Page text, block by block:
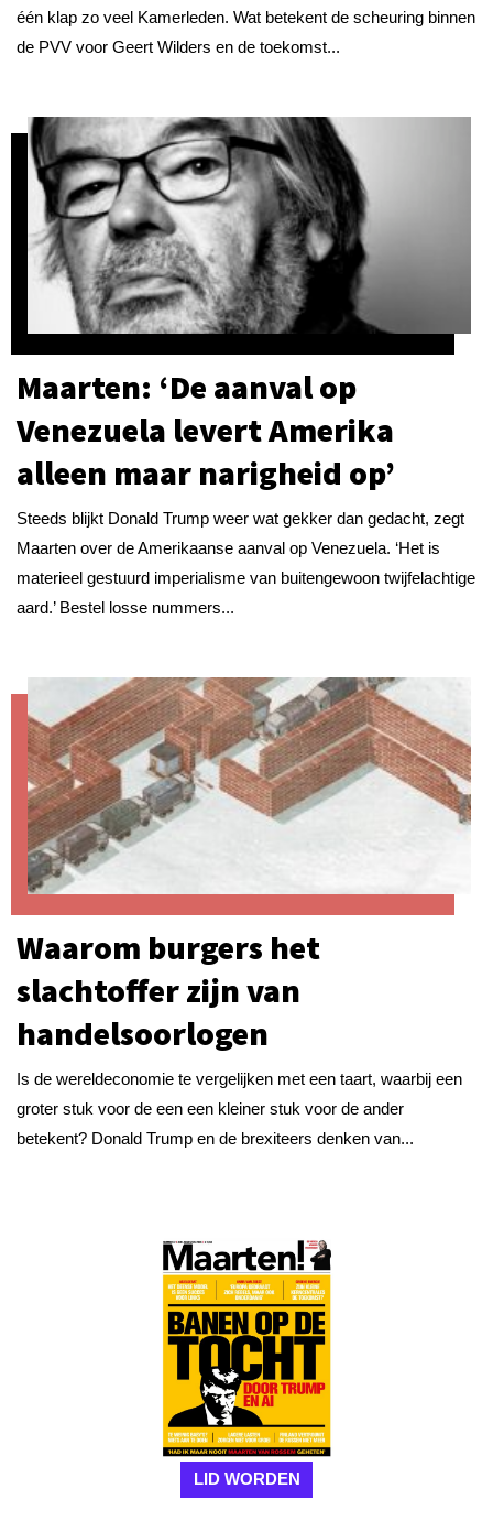
één klap zo veel Kamerleden. Wat betekent de scheuring binnen
de PVV voor Geert Wilders en de toekomst...
Maarten: ‘De aanval op
Venezuela levert Amerika
alleen maar narigheid op’
Steeds blijkt Donald Trump weer wat gekker dan gedacht, zegt
Maarten over de Amerikaanse aanval op Venezuela. ‘Het is
materieel gestuurd imperialisme van buitengewoon twijfelachtige
aard.’ Bestel losse nummers...
Waarom burgers het
slachtoffer zijn van
handelsoorlogen
Is de wereldeconomie te vergelijken met een taart, waarbij een
groter stuk voor de een een kleiner stuk voor de ander
betekent? Donald Trump en de brexiteers denken van...
LID WORDEN